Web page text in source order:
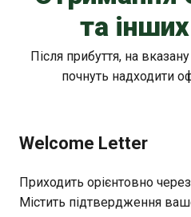
та
Після прибуття, на
почнуть надходити
Welcome Letter
Приходить орієнтовно
Містить підтвердження